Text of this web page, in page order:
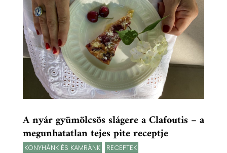
A nyár gyümölcsös slágere a Clafoutis – a
megunhatatlan tejes pite receptje
KONYHÁNK ÉS KAMRÁNK RECEPTEK